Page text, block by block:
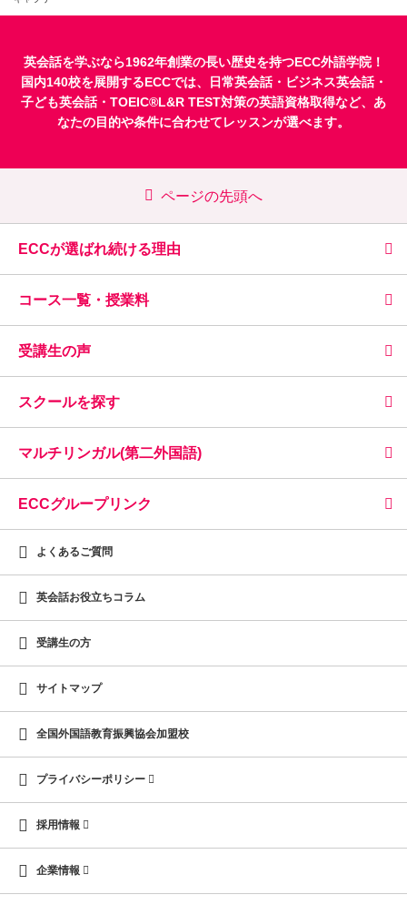
英会話を学ぶなら1962年創業の長い歴史を持つECC外語学院！
国内140校を展開するECCでは、
日常英会話・ ビジネス英会話・
子ども英会話・ TOEIC®L&R TEST対策の英語資格取得など、あ
なたの目的や条件に合わせてレッスンが選べます。
ページの先頭へ
ECCが選ばれ続ける理由
コース一覧・授業料
受講生の声
スクールを探す
マルチリンガル(第二外国語)
ECCグループリンク
よくあるご質問
英会話お役立ちコラム
受講生の方
サイトマップ
全国外国語教育振興協会加盟校
プライバシーポリシー
採用情報
企業情報